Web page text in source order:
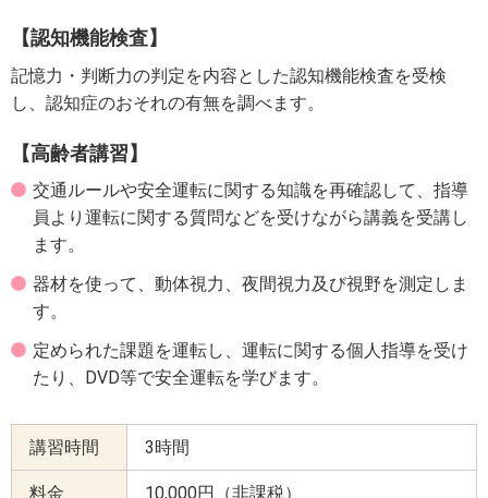
【認知機能検査】
記憶力・判断力の判定を内容とした認知機能検査を受検
し、認知症のおそれの有無を調べます。
【高齢者講習】
交通ルールや安全運転に関する知識を再確認して、指導
員より運転に関する質問などを受けながら講義を受講し
ます。
器材を使って、動体視力、夜間視力及び視野を測定しま
す。
定められた課題を運転し、運転に関する個人指導を受け
たり、DVD等で安全運転を学びます。
講習時間 3時間
料金 10,000円（非課税）